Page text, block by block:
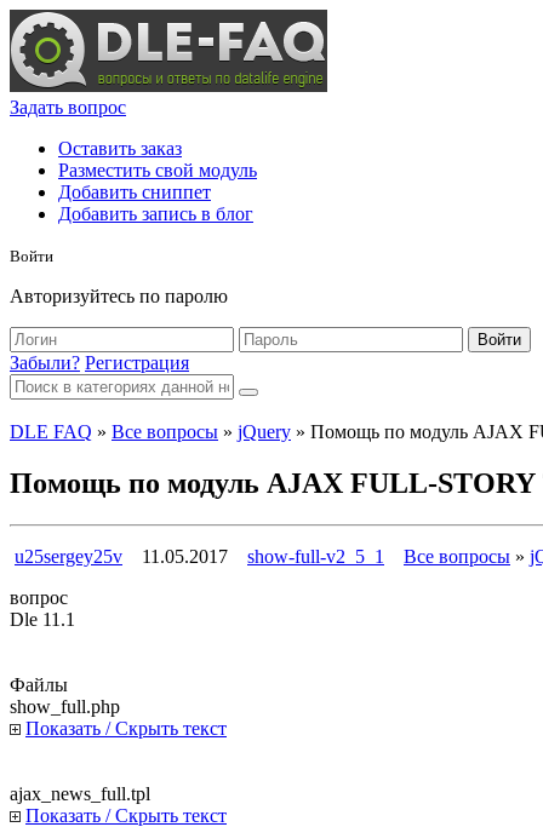
Задать вопрос
Оставить заказ
Разместить свой модуль
Добавить сниппет
Добавить запись в блог
Войти
Авторизуйтесь по паролю
Войти
Забыли? Регистрация
DLE FAQ » Все вопросы » jQuery » Помощь по модуль AJAX
Помощь по модуль AJAX FULL-STORY
u25sergey25v 11.05.2017 show-full-v2_5_1 Все вопросы »
вопрос
Dle 11.1
Файлы
show_full.php
Показать / Скрыть текст
ajax_news_full.tpl
Показать / Скрыть текст